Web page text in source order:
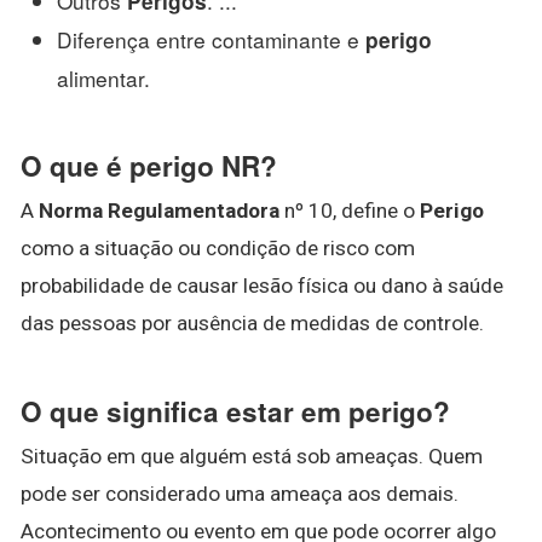
Diferença entre contaminante e perigo
alimentar.
O que é perigo NR?
A Norma Regulamentadora nº 10, define o Perigo
como a situação ou condição de risco com
probabilidade de causar lesão física ou dano à saúde
das pessoas por ausência de medidas de controle.
O que significa estar em perigo?
Situação em que alguém está sob ameaças. Quem
pode ser considerado uma ameaça aos demais.
Acontecimento ou evento em que pode ocorrer algo